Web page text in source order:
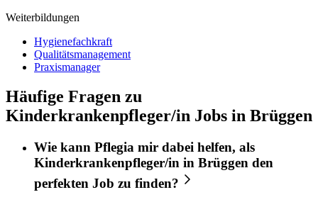
Weiterbildungen
Hygienefachkraft
Qualitätsmanagement
Praxismanager
Häufige Fragen zu
Kinderkrankenpfleger/in Jobs in Brüggen
Wie kann Pflegia mir dabei helfen, als
Kinderkrankenpfleger/in in Brüggen den
perfekten Job zu finden?